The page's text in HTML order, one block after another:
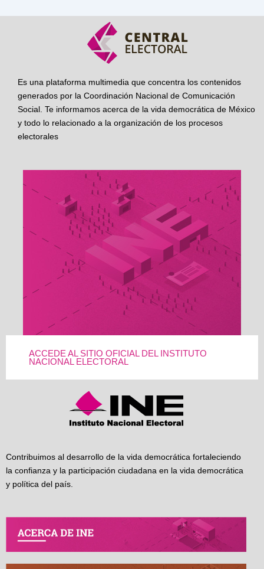
Es una plataforma multimedia que concentra los contenidos
generados por la Coordinación Nacional de Comunicación
Social. Te informamos acerca de la vida democrática de México
y todo lo relacionado a la organización de los procesos
electorales
ACCEDE AL SITIO OFICIAL DEL INSTITUTO
NACIONAL ELECTORAL
Contribuimos al desarrollo de la vida democrática fortaleciendo
la confianza y la participación ciudadana en la vida democrática
y política del país.